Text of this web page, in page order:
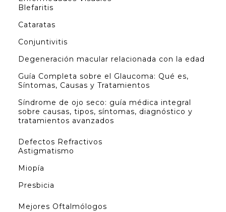
Blefaritis
Cataratas
Conjuntivitis
Degeneración macular relacionada con la edad
Guía Completa sobre el Glaucoma: Qué es,
Síntomas, Causas y Tratamientos
Síndrome de ojo seco: guía médica integral
sobre causas, tipos, síntomas, diagnóstico y
tratamientos avanzados
Defectos Refractivos
Astigmatismo
Miopía
Presbicia
Mejores Oftalmólogos